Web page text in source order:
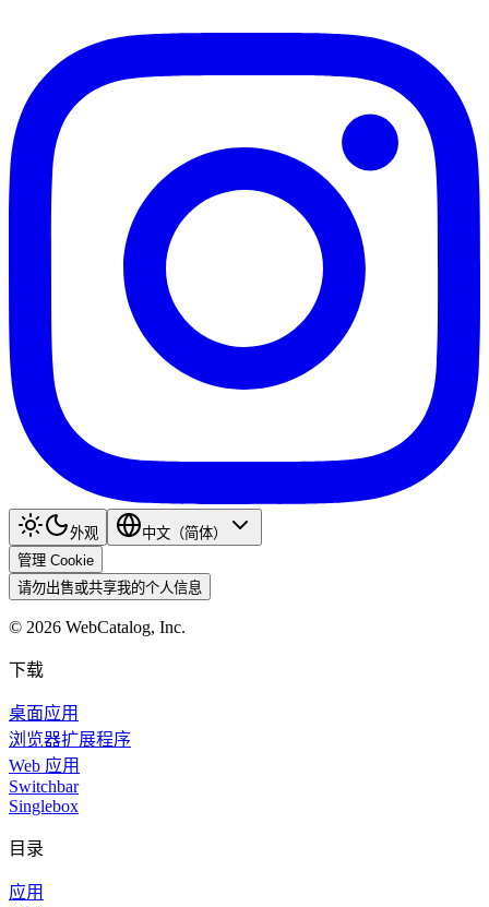
外观
中文（简体）
管理 Cookie
请勿出售或共享我的个人信息
© 2026 WebCatalog, Inc.
下载
桌面应用
浏览器扩展程序
Web 应用
Switchbar
Singlebox
目录
应用